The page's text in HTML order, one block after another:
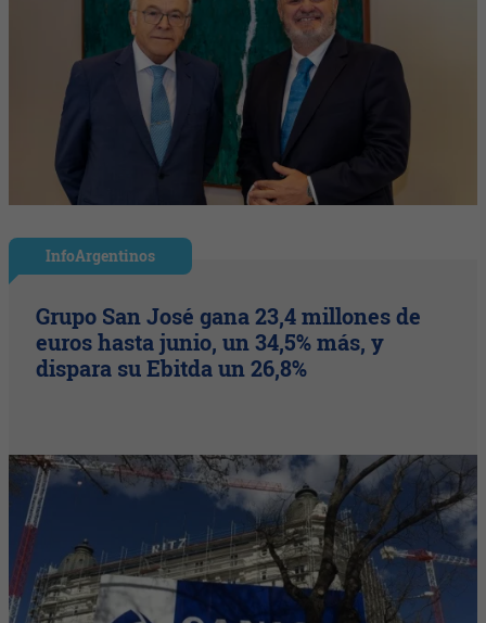
InfoArgentinos
Grupo San José gana 23,4 millones de
euros hasta junio, un 34,5% más, y
dispara su Ebitda un 26,8%